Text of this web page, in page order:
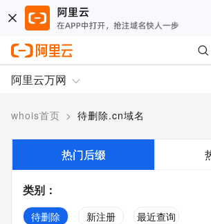
阿里云万网
whois首页 > 待删除.cn域名
热门后缀
类别 ：
待删除 新注册 最近查询